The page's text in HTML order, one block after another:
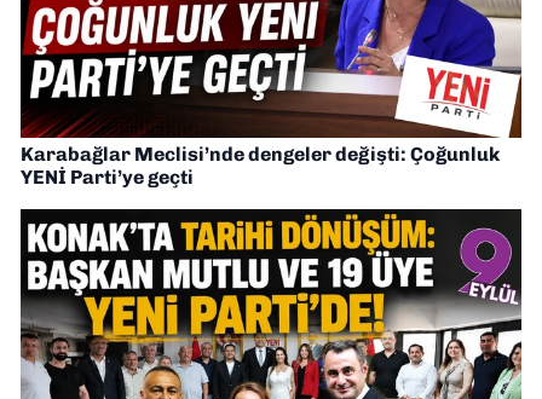
Karabağlar Meclisi’nde dengeler değişti: Çoğunluk
YENİ Parti’ye geçti